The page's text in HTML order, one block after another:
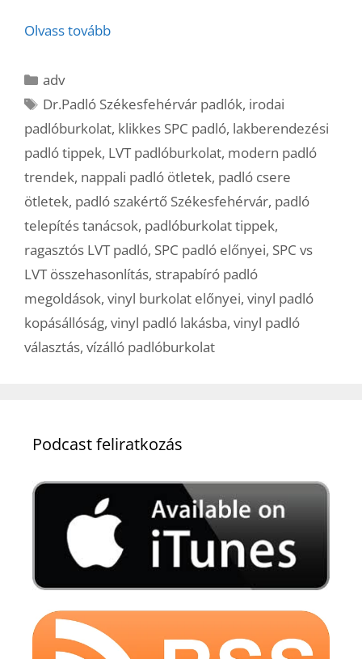
Olvass tovább
Kategória
adv
Címkék
Dr.Padló Székesfehérvár padlók, irodai
padlóburkolat, klikkes SPC padló, lakberendezési
padló tippek, LVT padlóburkolat, modern padló
trendek, nappali padló ötletek, padló csere
ötletek, padló szakértő Székesfehérvár, padló
telepítés tanácsok, padlóburkolat tippek,
ragasztós LVT padló, SPC padló előnyei, SPC vs
LVT összehasonlítás, strapabíró padló
megoldások, vinyl burkolat előnyei, vinyl padló
kopásállóság, vinyl padló lakásba, vinyl padló
választás, vízálló padlóburkolat
Podcast feliratkozás